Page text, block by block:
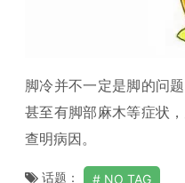
脚冷并不一定是脚的问
甚至有脚部麻木等症状
查明病因。
话题： NO TAG